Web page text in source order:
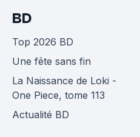
BD
Top 2026 BD
Une fête sans fin
La Naissance de Loki -
One Piece, tome 113
Actualité BD